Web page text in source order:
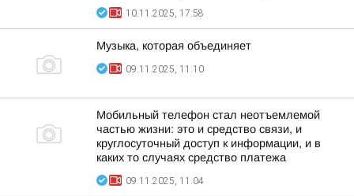
10.11.2025, 17:58
Музыка, которая объединяет
09.11.2025, 11:10
Мобильный телефон стал неотъемлемой
частью жизни: это и средство связи, и
круглосуточный доступ к информации, и в
каких то случаях средство платежа
09.11.2025, 11:04